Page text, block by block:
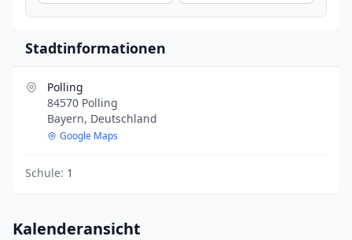
Stadtinformationen
Polling
84570 Polling
Bayern, Deutschland
Google Maps
Schule: 1
Kalenderansicht